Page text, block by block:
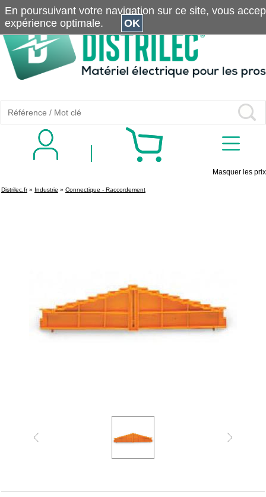
Masquer les prix
Distrilec.fr» Industrie » Connectique - Raccordement
En poursuivant votre navigation sur ce site, vous
expérience optimale.
OK